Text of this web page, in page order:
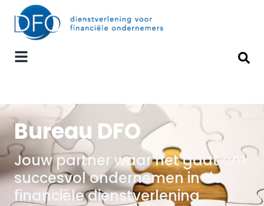
Bureau DFO
Jouw partner waar het gaat om
succesvol ondernemen in de
financiële dienstverlening